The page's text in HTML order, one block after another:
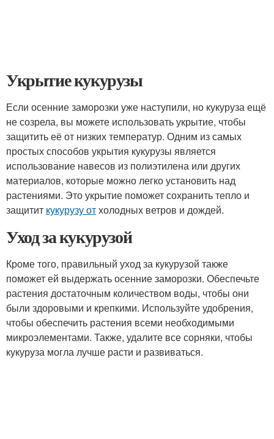
Укрытие кукурузы
Если осенние заморозки уже наступили, но кукуруза ещё
не созрела, вы можете использовать укрытие, чтобы
защитить её от низких температур. Одним из самых
простых способов укрытия кукурузы является
использование навесов из полиэтилена или других
материалов, которые можно легко установить над
растениями. Это укрытие поможет сохранить тепло и
защитит кукурузу отхолодных ветров и дождей.
Уход за кукурузой
Кроме того, правильный уход за кукурузой также
поможет ей выдержать осенние заморозки. Обеспечьте
растения достаточным количеством воды, чтобы они
были здоровыми и крепкими. Используйте удобрения,
чтобы обеспечить растения всеми необходимыми
микроэлементами. Также, удалите все сорняки, чтобы
кукуруза могла лучше расти и развиваться.